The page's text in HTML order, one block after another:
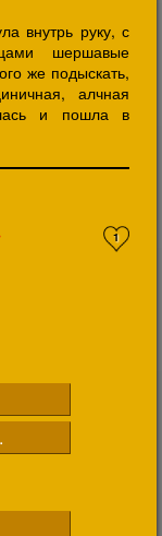
внутрь руку, с
шершавые
же подыскать,
алчная
и пошла в
1